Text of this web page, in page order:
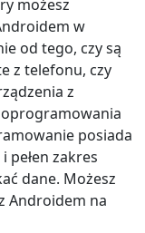
możesz
w
od tego, czy są
z telefonu, czy
z
posiada
pełen zakres
dane. Możesz
Androidem na